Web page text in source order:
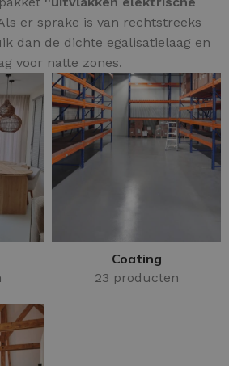
er sprake is van rechtstreeks
dan de dichte egalisatielaag en
voor natte zones.
Coating
23 producten